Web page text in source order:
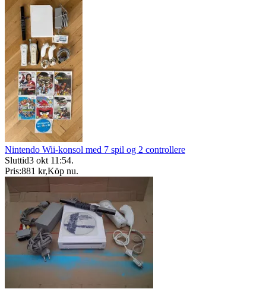
Nintendo Wii-konsol med 7 spil og 2 controllere
Sluttid3 okt 11:54.
Pris:881 kr,Köp nu.